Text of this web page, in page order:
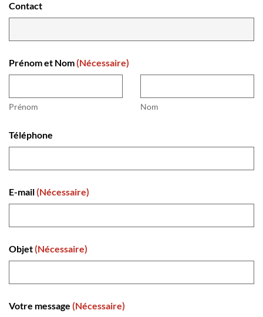
Contact
Prénom et Nom(Nécessaire)
Prénom Nom
Téléphone
E-mail(Nécessaire)
Objet(Nécessaire)
Votre message (Nécessaire)
Ce champ est masqué lorsque l‘on voit le formulaire.
E-mail masqué